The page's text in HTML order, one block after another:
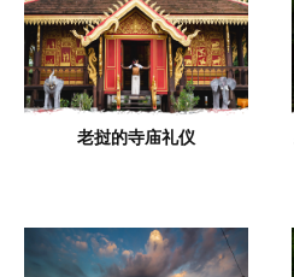
老挝的寺庙礼仪